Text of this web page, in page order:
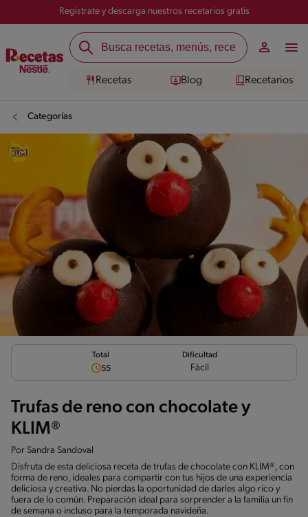
Registrate y descarga nuestros recetarios gratis
Recetas Blog Recetarios
Categorías
Total
55
Dificultad
Fácil
Trufas de reno con chocolate y
KLIM®
Por Sandra Sandoval
Disfruta de esta deliciosa receta de trufas de chocolate con KLIM®, con
forma de reno, ideales para compartir con tus hijos de una experiencia
deliciosa y creativa. No pierdas la oportunidad de darles algo rico y
fuera de lo común. Preparación ideal para sorprender a la familia un fin
de semana o incluso para la temporada navideña.